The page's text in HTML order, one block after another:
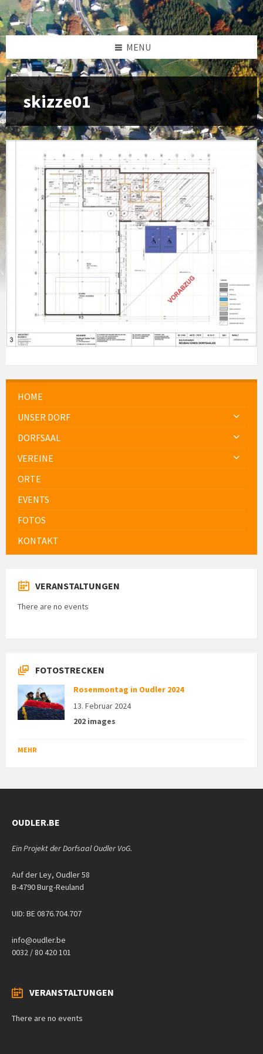
MENU
skizze01
HOME
UNSER DORF
DORFSAAL
VEREINE
ORTE
EVENTS
FOTOS
KONTAKT
VERANSTALTUNGEN
There are no events
FOTOSTRECKEN
Rosenmontag in Oudler 2024
13. Februar 2024
202 images
MEHR
OUDLER.BE
Ein Projekt der Dorfsaal Oudler VoG.
Auf der Ley, Oudler 58
B-4790 Burg-Reuland
UID: BE 0876.704.707
info@oudler.be
0032 / 80 420 101
VERANSTALTUNGEN
There are no events